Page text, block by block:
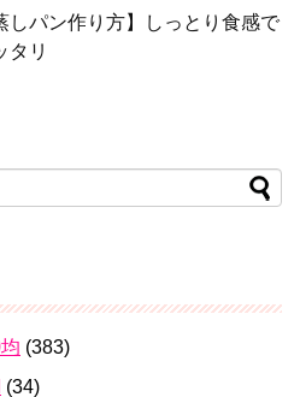
しパン作り方】しっとり食感で
タリ
(383)
(34)